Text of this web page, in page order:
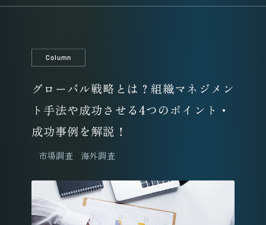
Column
グローバル戦略とは？組織マネジメン
ト手法や成功させる4つのポイント・
成功事例を解説！
市場調査 海外調査